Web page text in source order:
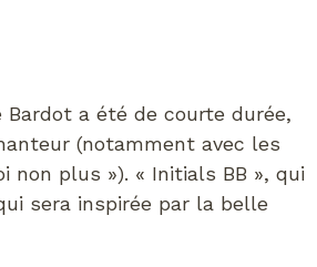
Bardot a été de courte durée,
(notamment avec les
non plus »). « Initials BB », qui
sera inspirée par la belle